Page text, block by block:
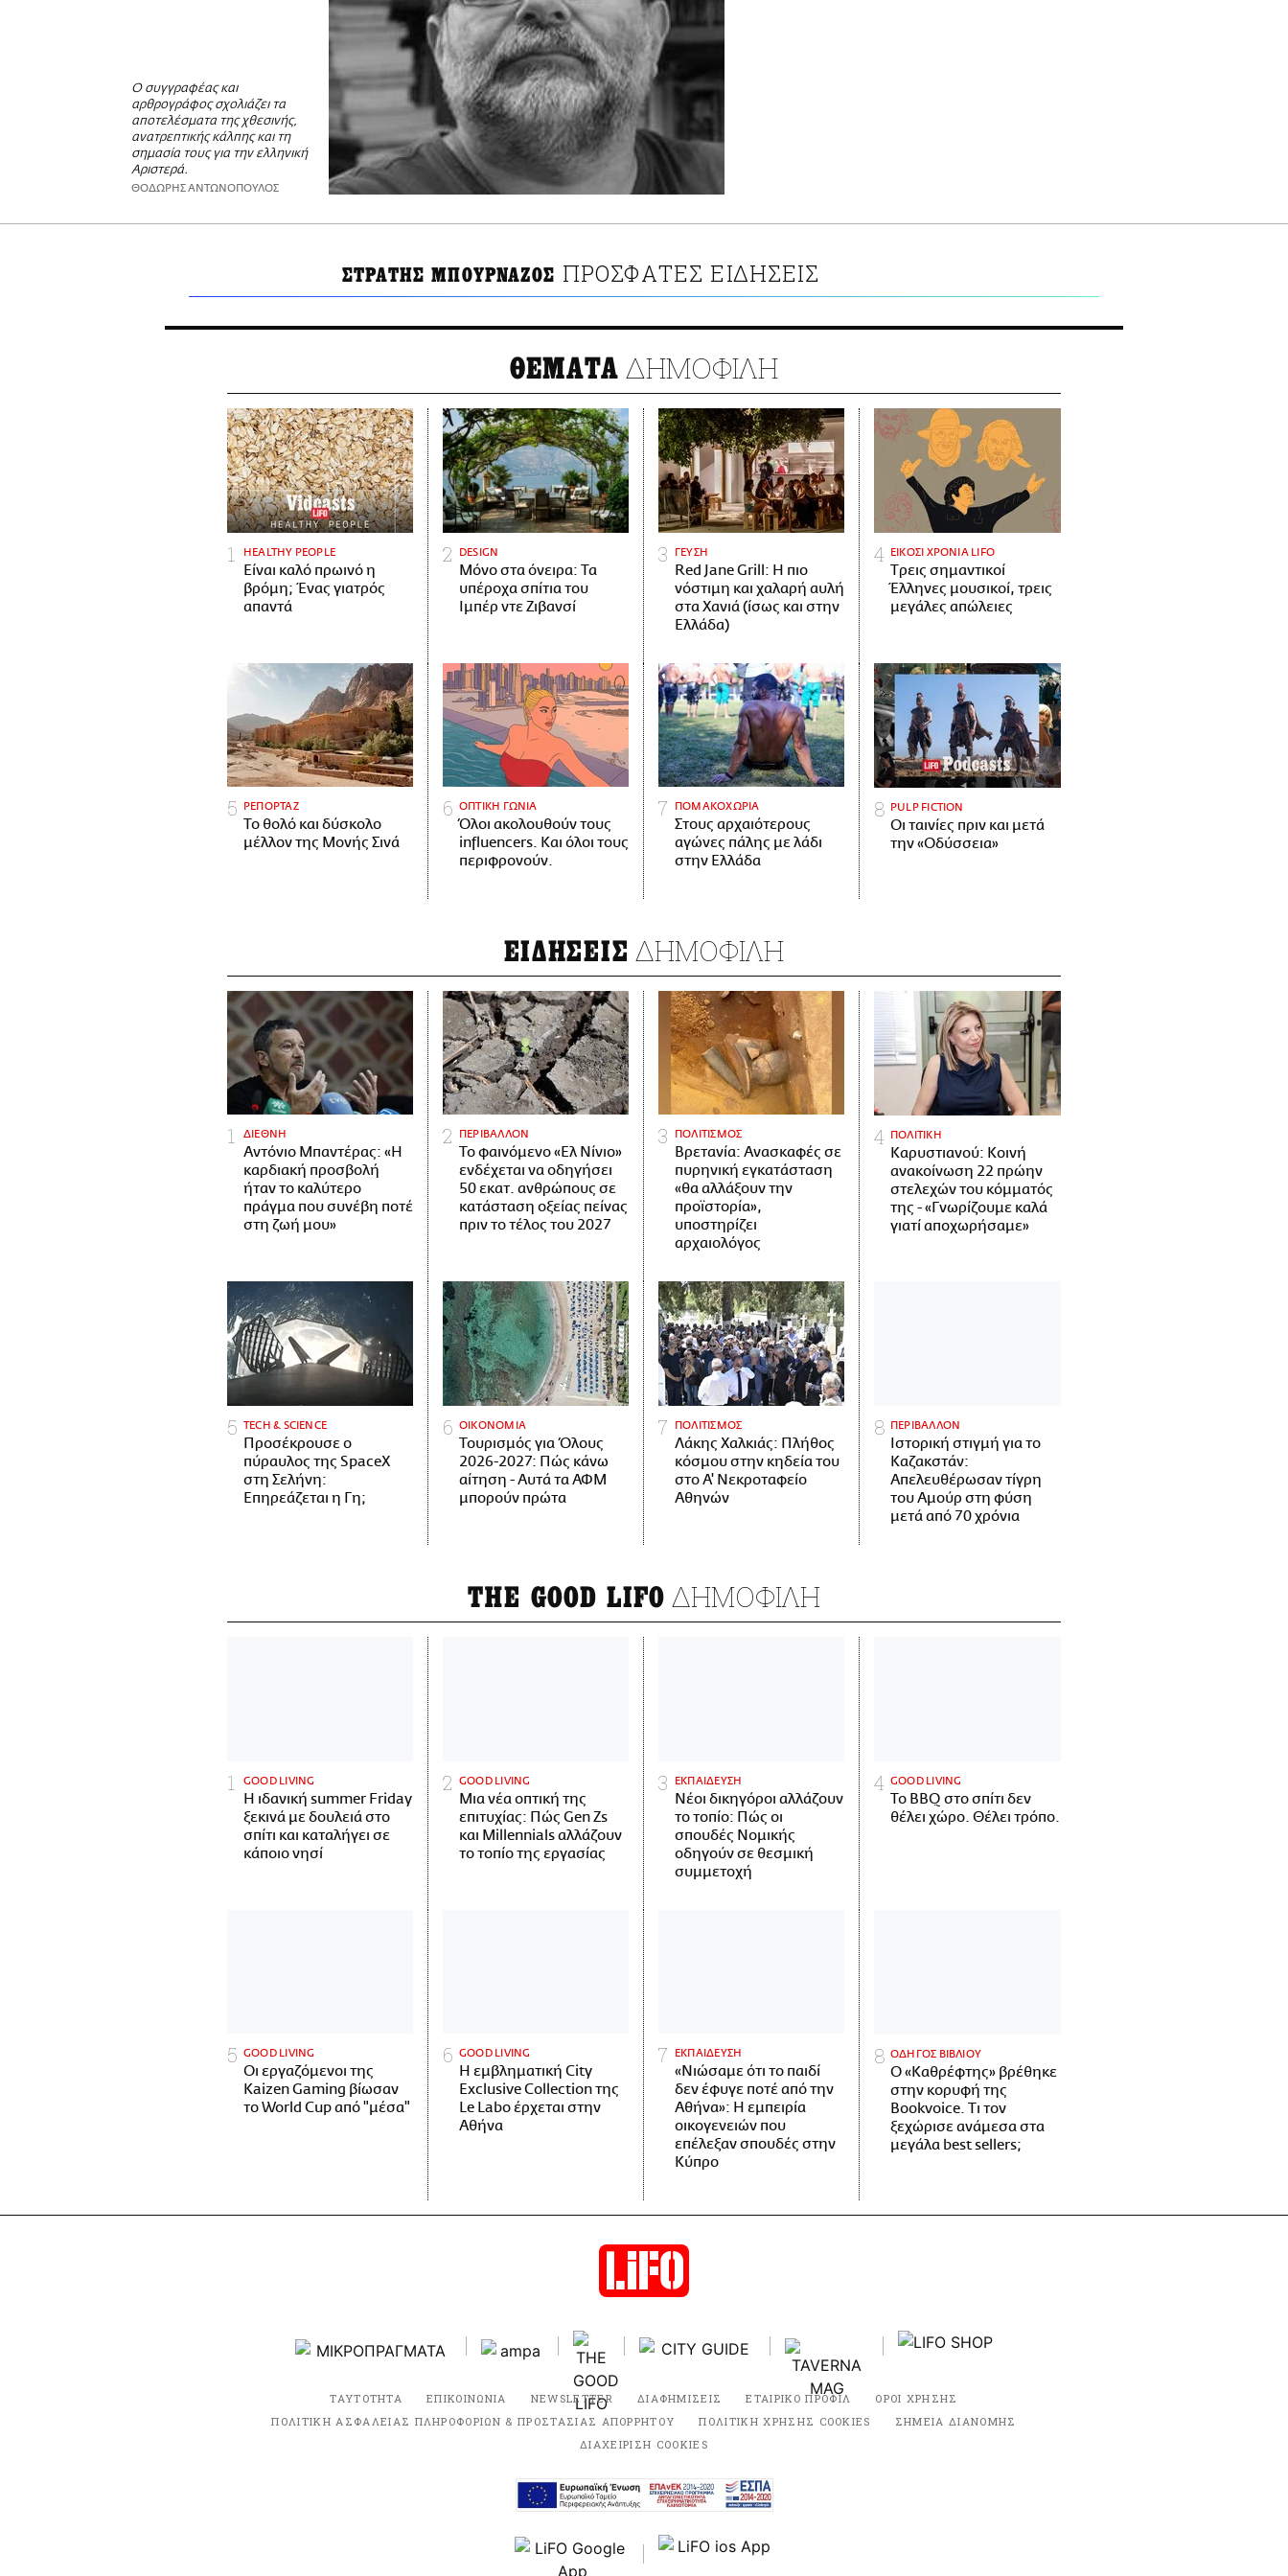
Ο συγγραφέας και
αρθρογράφος σχολιάζει τα
αποτελέσματα της χθεσινής,
ανατρεπτικής κάλπης και τη
σημασία τους για την ελληνική
Αριστερά.
ΘΟΔΩΡΗΣ ΑΝΤΩΝΟΠΟΥΛΟΣ
ΣΤΡΑΤΗΣ ΜΠΟΥΡΝΑΖΟΣ ΠΡΟΣΦΑΤΕΣ ΕΙΔΗΣΕΙΣ
ΘΕΜΑΤΑ ΔΗΜΟΦΙΛΗ
HEALTHY PEOPLE
Είναι καλό πρωινό η
βρόμη; Ένας γιατρός
απαντά
DESIGN
Μόνο στα όνειρα: Τα
υπέροχα σπίτια του
Ιμπέρ ντε Ζιβανσί
ΓΕΥΣΗ
Red Jane Grill: Η πιο
νόστιμη και χαλαρή αυλή
στα Χανιά (ίσως και στην
Ελλάδα)
ΕΙΚΟΣΙ ΧΡΟΝΙΑ LIFO
Tρεις σημαντικοί
Έλληνες μουσικοί, τρεις
μεγάλες απώλειες
ΡΕΠΟΡΤΑΖ
Το θολό και δύσκολο
μέλλον της Μονής Σινά
ΟΠΤΙΚΗ ΓΩΝΙΑ
Όλοι ακολουθούν τους
influencers. Και όλοι τους
περιφρονούν.
ΠΟΜΑΚΟΧΩΡΙΑ
Στους αρχαιότερους
αγώνες πάλης με λάδι
στην Ελλάδα
PULP FICTION
Οι ταινίες πριν και μετά
την «Οδύσσεια»
ΕΙΔΗΣΕΙΣ ΔΗΜΟΦΙΛΗ
ΔΙΕΘΝΗ
Αντόνιο Μπαντέρας: «Η
καρδιακή προσβολή
ήταν το καλύτερο
πράγμα που συνέβη ποτέ
στη ζωή μου»
ΠΕΡΙΒΑΛΛΟΝ
Το φαινόμενο «Ελ Νίνιο»
ενδέχεται να οδηγήσει
50 εκατ. ανθρώπους σε
κατάσταση οξείας πείνας
πριν το τέλος του 2027
ΠΟΛΙΤΙΣΜΟΣ
Βρετανία: Ανασκαφές σε
πυρηνική εγκατάσταση
«θα αλλάξουν την
προϊστορία»,
υποστηρίζει
αρχαιολόγος
ΠΟΛΙΤΙΚΗ
Καρυστιανού: Κοινή
ανακοίνωση 22 πρώην
στελεχών του κόμματός
της - «Γνωρίζουμε καλά
γιατί αποχωρήσαμε»
ΤECH & SCIENCE
Προσέκρουσε ο
πύραυλος της SpaceX
στη Σελήνη:
Επηρεάζεται η Γη;
ΟΙΚΟΝΟΜΙΑ
Τουρισμός για Όλους
2026-2027: Πώς κάνω
αίτηση - Αυτά τα ΑΦΜ
μπορούν πρώτα
ΠΟΛΙΤΙΣΜΟΣ
Λάκης Χαλκιάς: Πλήθος
κόσμου στην κηδεία του
στο Α' Νεκροταφείο
Αθηνών
ΠΕΡΙΒΑΛΛΟΝ
Ιστορική στιγμή για το
Καζακστάν:
Απελευθέρωσαν τίγρη
του Αμούρ στη φύση
μετά από 70 χρόνια
THE GOOD LIFO ΔΗΜΟΦΙΛΗ
GOOD LIVING
Η ιδανική summer Friday
ξεκινά με δουλειά στο
σπίτι και καταλήγει σε
κάποιο νησί
GOOD LIVING
Μια νέα οπτική της
επιτυχίας: Πώς Gen Zs
και Millennials αλλάζουν
το τοπίο της εργασίας
ΕΚΠΑΙΔΕΥΣΗ
Νέοι δικηγόροι αλλάζουν
το τοπίο: Πώς οι
σπουδές Νομικής
οδηγούν σε θεσμική
συμμετοχή
GOOD LIVING
Το BBQ στο σπίτι δεν
θέλει χώρο. Θέλει τρόπο.
GOOD LIVING
Οι εργαζόμενοι της
Kaizen Gaming βίωσαν
το World Cup από "μέσα"
GOOD LIVING
Η εμβληματική City
Exclusive Collection της
Le Labo έρχεται στην
Αθήνα
ΕΚΠΑΙΔΕΥΣΗ
«Νιώσαμε ότι το παιδί
δεν έφυγε ποτέ από την
Αθήνα»: Η εμπειρία
οικογενειών που
επέλεξαν σπουδές στην
Κύπρο
ΟΔΗΓΟΣ ΒΙΒΛΙΟΥ
Ο «Καθρέφτης» βρέθηκε
στην κορυφή της
Bookvoice. Τι τον
ξεχώρισε ανάμεσα στα
μεγάλα best sellers;
ΤΑΥΤΟΤΗΤΑ ΕΠΙΚΟΙΝΩΝΙΑ NEWSLETTER ΔΙΑΦΗΜΙΣΕΙΣ ΕΤΑΙΡΙΚΟ ΠΡΟΦΙΛ
ΟΡΟΙ ΧΡΗΣΗΣ
ΠΟΛΙΤΙΚΗ ΑΣΦΑΛΕΙΑΣ ΠΛΗΡΟΦΟΡΙΩΝ & ΠΡΟΣΤΑΣΙΑΣ ΑΠΟΡΡΗΤΟΥ
ΠΟΛΙΤΙΚΗ ΧΡΗΣΗΣ COOKIES
ΣΗΜΕΙΑ ΔΙΑΝΟΜΗΣ
ΔΙΑΧΕΙΡΙΣΗ COOKIES